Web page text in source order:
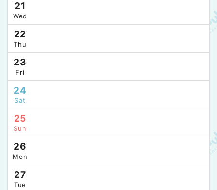
21
Wed
22
Thu
23
Fri
24
Sat
25
Sun
26
Mon
27
Tue